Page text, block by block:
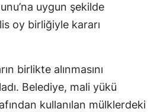
uygun şekilde
oy birliğiyle kararı
birlikte alınmasını
Belediye, mali yükü
kullanılan mülklerdeki